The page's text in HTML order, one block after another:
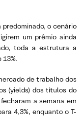
o cenário
um prêmio ainda
toda a estrutura a
de trabalho dos
(yields) dos títulos do
a semana em
4,3%, enquanto o T-